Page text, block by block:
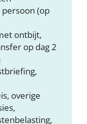
persoon (op
ontbijt,
op dag 2
overige